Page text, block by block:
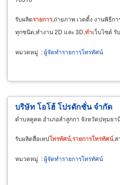
รับผลิตรายการ,ถ่ายภาพ เวดดิ้ง งานพิธีกา
ทุกชนิด,ทำงาน 2D และ 3D,ทำเว็บไซต์ รั
หมวดหมู่ :ผู้จัดทำรายการโทรทัศน์
บริษัท โอโฮ้ โปรดักชั่น จำกัด
ตำบลคูคต อำเภอลำลูกกา จังหวัดปทุมธา
รับผลิตสื่อเทปโทรทัศน์,รายการโทรทัศน์,
หมวดหมู่ :ผู้จัดทำรายการโทรทัศน์